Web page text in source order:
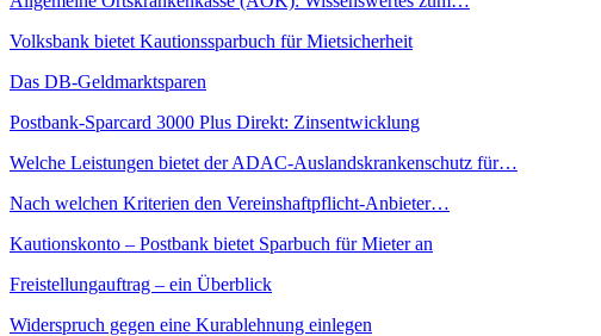
Volksbank bietet Kautionssparbuch für Mietsicherheit
Das DB-Geldmarktsparen
Postbank-Sparcard 3000 Plus Direkt: Zinsentwicklung
Welche Leistungen bietet der ADAC-Auslandskrankenschutz für…
Nach welchen Kriterien den Vereinshaftpflicht-Anbieter…
Kautionskonto – Postbank bietet Sparbuch für Mieter an
Freistellungauftrag – ein Überblick
Widerspruch gegen eine Kurablehnung einlegen